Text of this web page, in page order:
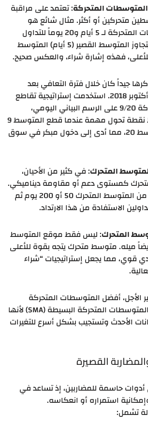
المتحركة: تعتمد على مراقبة
متحركين أو أكثر. مثال شائع هو
استخدام المتوسطات المتحركة لـ 5 أيام و20 يوماً للتداول
قصير الأجل. عندما يتجاوز المتوسط القصير (5 أيام) المتوسط
جيداً كان خلال فترة التعافي بعد
تصحيح السوق في أكتوبر 2018. استخدمت إستراتيجية تقاطع
المتوسطات المتحركة 9/20 على الرسم البياني اليومي،
وتمكنت من التقاط نقطة تحول مهمة عندما قطع المتوسط 9
للأعلى فوق المتوسط 20، مما أدى إلى دخول مبكر في سوق
المتحرك: في كثير من الأحيان،
كمستوى دعم أو مقاومة ديناميكي.
عندما يقترب السعر من المتوسط المتحرك 50 أو 200 يوم ثم
الاستفادة من هذا الارتداد.
المتحرك: ليس فقط موقع المتوسط
ميله. متوسط متحرك يتجه بقوة للأعلى
قوي، مما يجعل إستراتيجيات “شراء
الأجل، أفضل المتوسطات المتحركة
الأسية (EMA) على المتوسطات المتحركة البسيطة (SMA) لأنها
الأحدث وتستجيب بشكل أسرع للتغيرات
القصيرة
حاسمة للمضاربين، إذ تساعد في
استمراره أو انعكاسه.
تشمل: